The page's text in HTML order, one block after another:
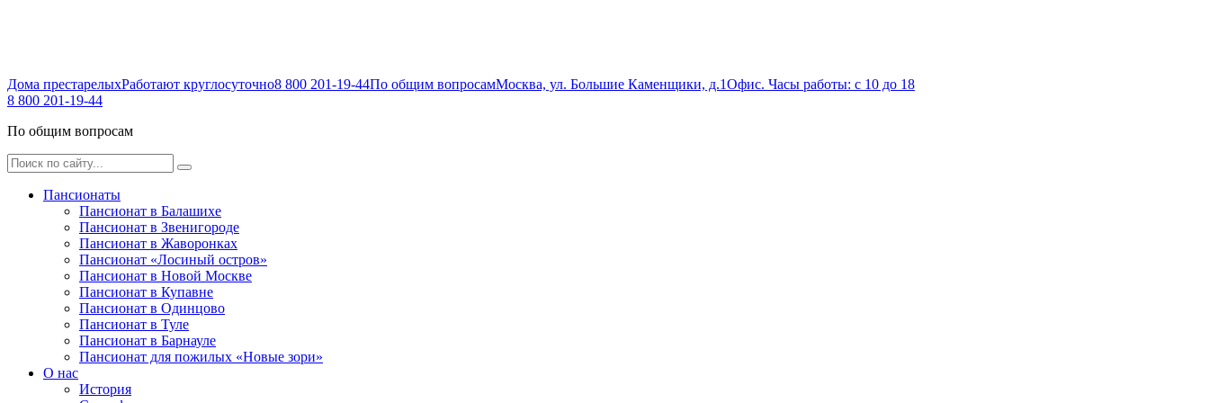
Дома престарелыхРаботают круглосуточно8 800 201-19-44По общим вопросамМосква, ул. Большие Каменщики, д.1Офис. Часы работы: с 10 до 18
8 800 201-19-44
По общим вопросам
Пансионаты
Пансионат в Балашихе
Пансионат в Звенигороде
Пансионат в Жаворонках
Пансионат «Лосиный остров»
Пансионат в Новой Москве
Пансионат в Купавне
Пансионат в Одинцово
Пансионат в Туле
Пансионат в Барнауле
Пансионат для пожилых «Новые зори»
О нас
История